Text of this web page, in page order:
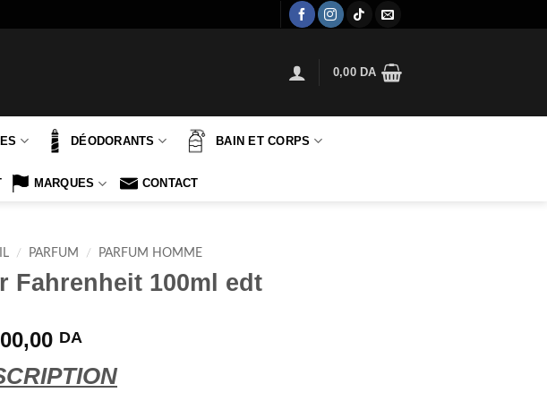
0,00 DA
DÉODORANTS BAIN ET CORPS
MARQUES CONTACT
/ PARFUM / PARFUM HOMME
Fahrenheit 100ml edt
DA